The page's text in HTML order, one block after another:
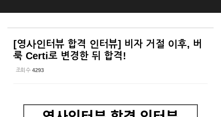
[영사인터뷰 합격 인터뷰] 비자 거절 이후, 버
룩 Certi로 변경한 뒤 합격!
조회 수 4293